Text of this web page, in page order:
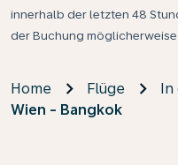
innerhalb der letzten 48
der Buchung
Home Flüge
In
Wien - Bangkok